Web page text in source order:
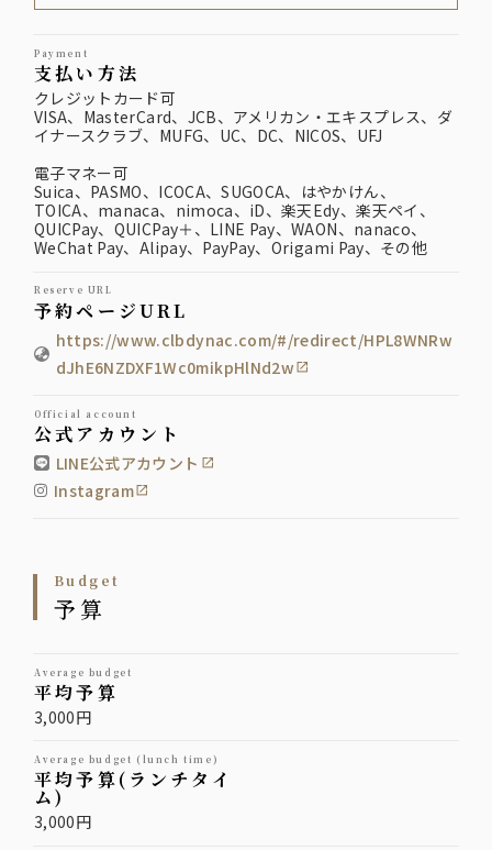
payment
支払い方法
クレジットカード可
VISA、MasterCard、JCB、アメリカン・エキスプレス、ダ
イナースクラブ、MUFG、UC、DC、NICOS、UFJ
電子マネー可
Suica、PASMO、ICOCA、SUGOCA、はやかけん、
TOICA、manaca、nimoca、iD、楽天Edy、楽天ペイ、
QUICPay、QUICPay＋、LINE Pay、WAON、nanaco、
WeChat Pay、Alipay、PayPay、Origami Pay、その他
reserve URL
予約ページURL
https://www.clbdynac.com/#/redirect/HPL8WNRw
dJhE6NZDXF1Wc0mikpHlNd2w
official account
公式アカウント
LINE公式アカウント
Instagram
budget
予算
average budget
平均予算
3,000円
average budget (lunch time)
平均予算(ランチタイ
ム)
3,000円